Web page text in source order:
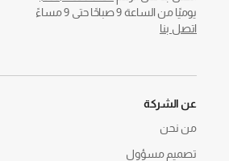
يوميًا من الساعة 9 صباحًا حتى 9 مساءً
اتصل بنا
عن الشركة
من نحن
تصميم مسؤول